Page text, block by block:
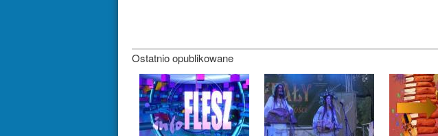
Ostatnio opublikowane